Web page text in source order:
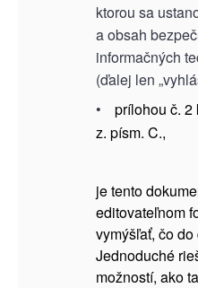
ktorou sa
a obsah
informačných
(ďalej len
•
prílohou č. 2
z. písm. C.,
je tento
editovateľnom
vymýšľať, čo
Jednoduché
možností, ako